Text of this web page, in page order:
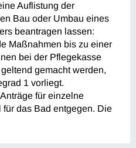
Auflistung der
Bau oder Umbau eines
beantragen lassen:
Maßnahmen bis zu einer
bei der Pflegekasse
gemacht werden,
1 vorliegt.
für einzelne
das Bad entgegen. Die